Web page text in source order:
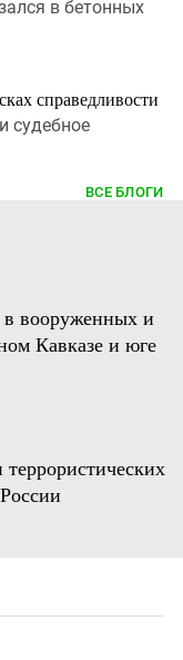
в бетонных
справедливости
судебное
ВСЕ БЛОГИ
вооруженных и
Кавказе и юге